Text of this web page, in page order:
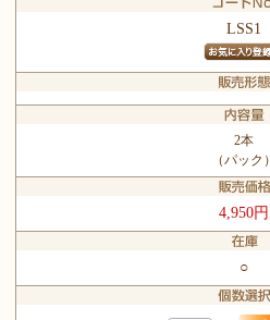
LSS1
2本
（パック）
4,950円
○